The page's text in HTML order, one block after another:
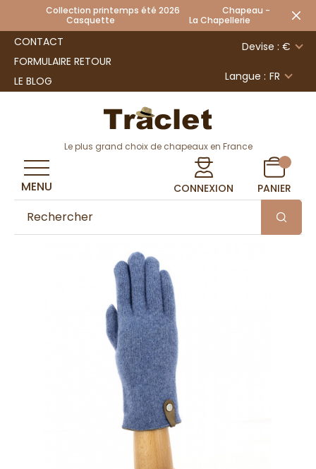
Collection printemps été 2026 Chapeau -
Casquette La Chapellerie
CONTACT
FORMULAIRE RETOUR
LE BLOG
Devise : €
Langue : FR
Le plus grand choix de chapeaux en France
CONNEXION PANIER
MENU